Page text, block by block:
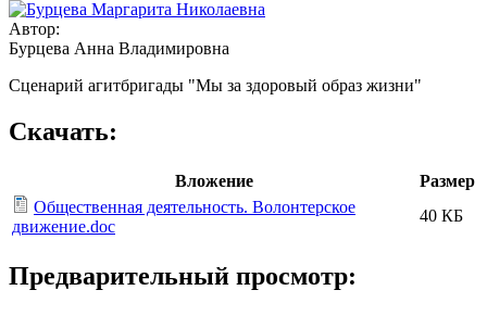
Автор:
Бурцева Анна Владимировна
Сценарий агитбригады "Мы за здоровый образ жизни"
Скачать:
Вложение
Размер
Общественная деятельность. Волонтерское
движение.doc
40 КБ
Предварительный просмотр: